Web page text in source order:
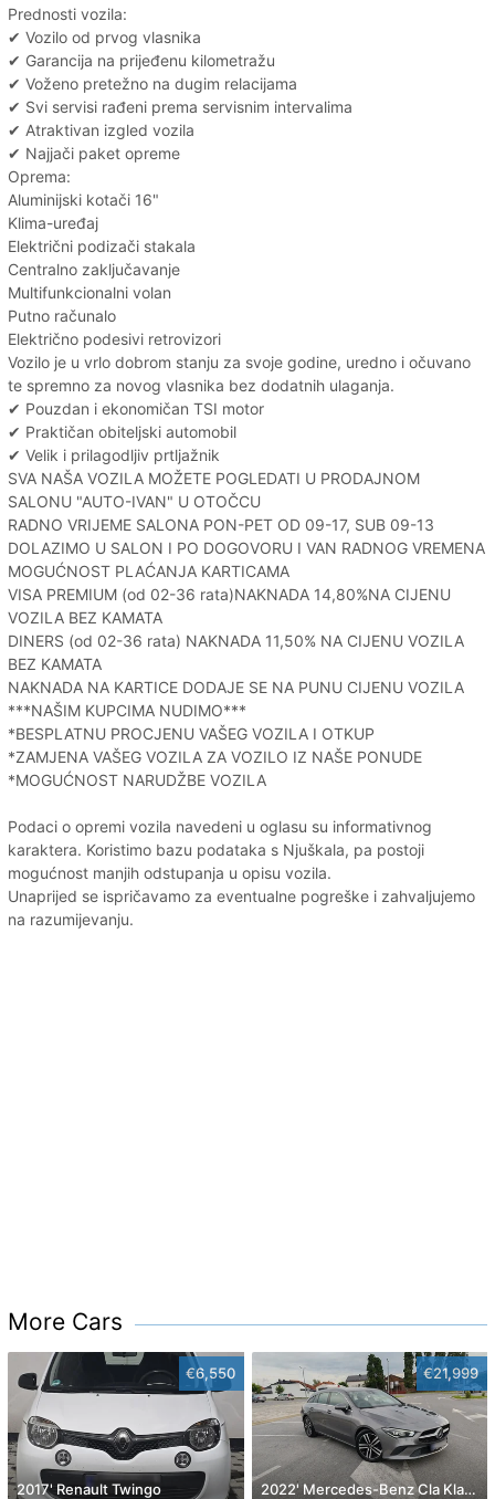
Prednosti vozila:
✔ Vozilo od prvog vlasnika
✔ Garancija na prijeđenu kilometražu
✔ Voženo pretežno na dugim relacijama
✔ Svi servisi rađeni prema servisnim intervalima
✔ Atraktivan izgled vozila
✔ Najjači paket opreme
Oprema:
Aluminijski kotači 16"
Klima-uređaj
Električni podizači stakala
Centralno zaključavanje
Multifunkcionalni volan
Putno računalo
Električno podesivi retrovizori
Vozilo je u vrlo dobrom stanju za svoje godine, uredno i očuvano
te spremno za novog vlasnika bez dodatnih ulaganja.
✔ Pouzdan i ekonomičan TSI motor
✔ Praktičan obiteljski automobil
✔ Velik i prilagodljiv prtljažnik
SVA NAŠA VOZILA MOŽETE POGLEDATI U PRODAJNOM
SALONU "AUTO-IVAN" U OTOČCU
RADNO VRIJEME SALONA PON-PET OD 09-17, SUB 09-13
DOLAZIMO U SALON I PO DOGOVORU I VAN RADNOG VREMENA
MOGUĆNOST PLAĆANJA KARTICAMA
VISA PREMIUM (od 02-36 rata)NAKNADA 14,80%NA CIJENU
VOZILA BEZ KAMATA
DINERS (od 02-36 rata) NAKNADA 11,50% NA CIJENU VOZILA
BEZ KAMATA
NAKNADA NA KARTICE DODAJE SE NA PUNU CIJENU VOZILA
***NAŠIM KUPCIMA NUDIMO***
*BESPLATNU PROCJENU VAŠEG VOZILA I OTKUP
*ZAMJENA VAŠEG VOZILA ZA VOZILO IZ NAŠE PONUDE
*MOGUĆNOST NARUDŽBE VOZILA
Podaci o opremi vozila navedeni u oglasu su informativnog
karaktera. Koristimo bazu podataka s Njuškala, pa postoji
mogućnost manjih odstupanja u opisu vozila.
Unaprijed se ispričavamo za eventualne pogreške i zahvaljujemo
na razumijevanju.
More Cars
€6,550
2017' Renault Twingo
€21,999
2022' Mercedes-Benz Cla Klasa Cla 180